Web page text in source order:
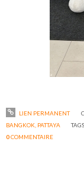
LIEN PERMANENT
BANGKOK, PATTAYA
0COMMENTAIRE